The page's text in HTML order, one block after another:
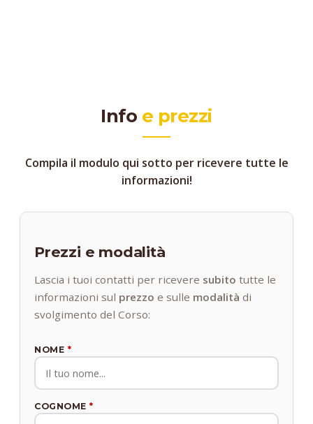
Info e prezzi
Compila il modulo qui sotto per ricevere tutte le
informazioni!
Prezzi e modalità
Lascia i tuoi contatti per ricevere subito tutte le
informazioni sul prezzo e sulle modalità di
svolgimento del Corso:
NOME *
COGNOME *